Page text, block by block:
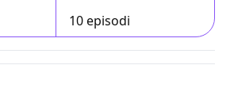
10 episodi